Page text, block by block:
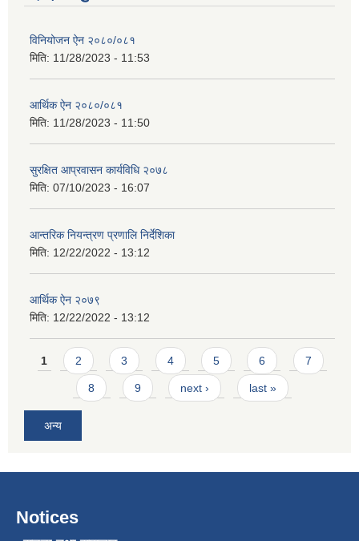
विनियोजन ऐन २०८०/०८१
मिति: 11/28/2023 - 11:53
आर्थिक ऐन २०८०/०८१
मिति: 11/28/2023 - 11:50
सुरक्षित आप्रवासन कार्यविधि २०७८
मिति: 07/10/2023 - 16:07
आन्तरिक नियन्त्रण प्रणालि निर्देशिका
मिति: 12/22/2022 - 13:12
आर्थिक ऐन २०७९
मिति: 12/22/2022 - 13:12
Pages
1 2 3 4 5 6 7
8 9 next › last »
अन्य
Notices